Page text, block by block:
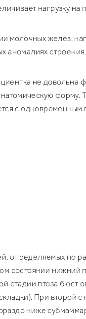
нагрузку на
молочных желез,
аномалиях
не довольна
форму.
с
определяемых по
состоянии нижний
стадии птоза бюст
При второй
ниже